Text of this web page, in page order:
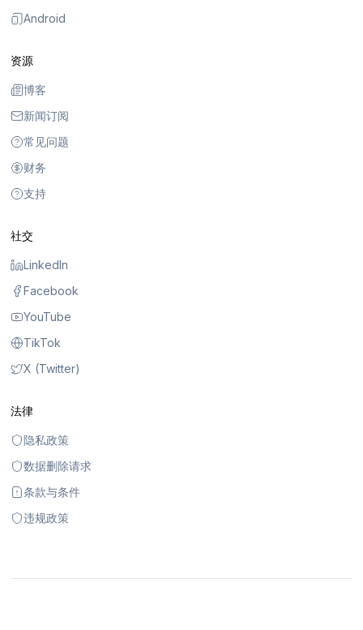
Android
资源
博客
新闻订阅
常见问题
财务
支持
社交
LinkedIn
Facebook
YouTube
TikTok
X (Twitter)
法律
隐私政策
数据删除请求
条款与条件
违规政策